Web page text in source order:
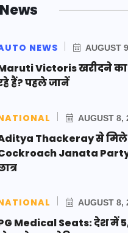
NEWS AUGUST
Victoris खरीदने का
हैं? पहले जानें
AUGUST 8,
Thackeray से मिले
Janata
AUGUST 8,
Medical Seats: देश में